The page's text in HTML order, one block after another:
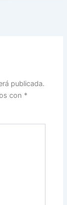
publicada.
con *